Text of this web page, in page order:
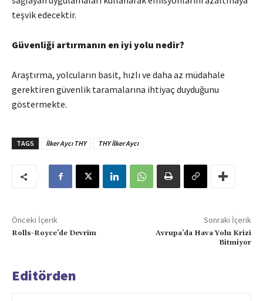
teşvik edecektir.
Güvenliği artırmanın en iyi yolu nedir?
Araştırma, yolcuların basit, hızlı ve daha az müdahale
gerektiren güvenlik taramalarına ihtiyaç duyduğunu
göstermekte.
TAGS İlker Aycı THY THY İlker Aycı
Önceki İçerik
Rolls-Royce’de Devrim
Sonraki İçerik
Avrupa’da Hava Yolu Krizi
Bitmiyor
Editörden